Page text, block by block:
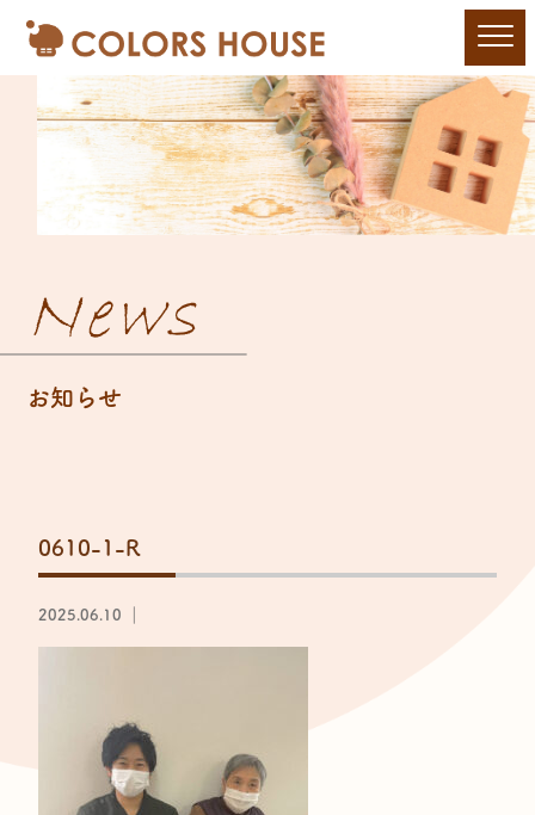
News
お知らせ
0610-1-R
2025.06.10 ｜